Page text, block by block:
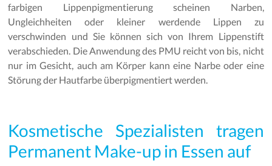
farbigen Lippenpigmentierung scheinen Narben,
Ungleichheiten oder kleiner werdende Lippen zu
verschwinden und Sie können sich von Ihrem Lippenstift
verabschieden. Die Anwendung des PMU reicht von bis, nicht
nur im Gesicht, auch am Körper kann eine Narbe oder eine
Störung der Hautfarbe überpigmentiert werden.
Kosmetische Spezialisten tragen
Permanent Make-up in Essen auf